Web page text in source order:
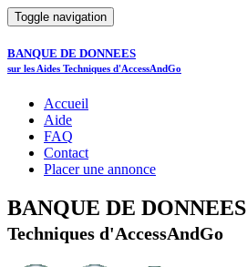
Toggle navigation
BANQUE DE DONNEES
sur les Aides Techniques d'AccessAndGo
Accueil
Aide
FAQ
Contact
Placer une annonce
BANQUE DE DONNEES
Techniques d'AccessAndGo